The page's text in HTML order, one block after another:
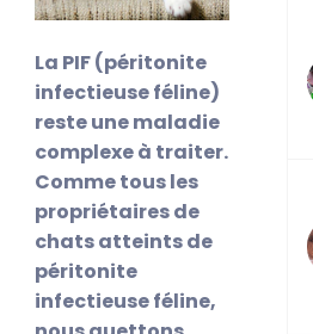
La PIF (péritonite
infectieuse féline)
reste une maladie
complexe à traiter.
Comme tous les
propriétaires de
chats atteints de
péritonite
infectieuse féline,